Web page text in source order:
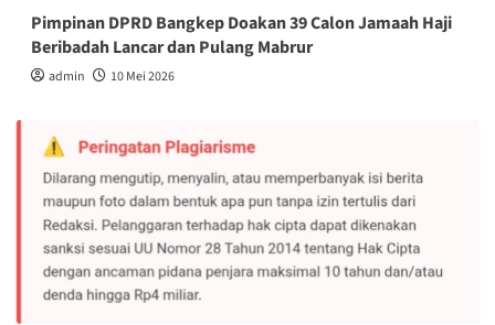
Pimpinan DPRD Bangkep Doakan 39 Calon Jamaah Haji
Beribadah Lancar dan Pulang Mabrur
admin 10 Mei 2026